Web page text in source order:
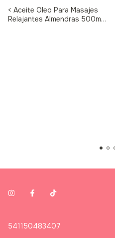
< Aceite Oleo Para Masajes
Relajantes Almendras 500ml
541150483407